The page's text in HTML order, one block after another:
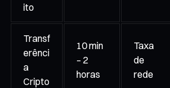
ito
Transf
erênci
a
Cripto
10 min
– 2
horas
Taxa
de
rede